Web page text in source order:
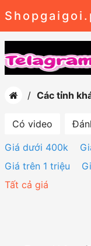
Các tỉnh
Có video
Giá dưới 400k
Giá trên 1 triệu
Tất cả giá